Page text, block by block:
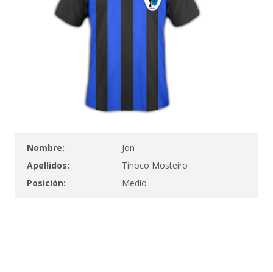
Nombre:
Jon
Apellidos:
Tinoco Mosteiro
Posición:
Medio